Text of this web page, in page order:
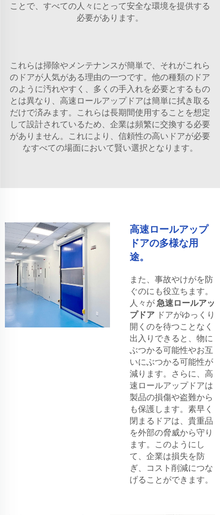
ことで、すべての人々にとって安全な環境を提供する
必要があります。
これらは掃除やメンテナンスが簡単で、それがこれら
のドアが人気がある理由の一つです。他の種類のドア
のように汚れやすく、多くの手入れを必要とするもの
とは異なり、高速ロールアップドアは簡単に拭き取る
だけで済みます。これらは長期間使用することを想定
して設計されているため、企業は頻繁に交換する必要
がありません。これにより、信頼性の高いドアが必要
なすべての場面において賢い選択となります。
高速ロールアップ
ドアの多様な用
途。
また、事故やけがを防
ぐのにも役立ちます。
人々が 急速ロールアッ
プドア ドアがゆっくり
開くのを待つことなく
出入りできると、物に
ぶつかる可能性やお互
いにぶつかる可能性が
減ります。さらに、高
速ロールアップドアは
製品の損傷や盗難から
も保護します。素早く
閉まるドアは、貴重品
を外部の脅威から守り
ます。このようにし
て、企業は損失を防
ぎ、コスト削減につな
げることができます。